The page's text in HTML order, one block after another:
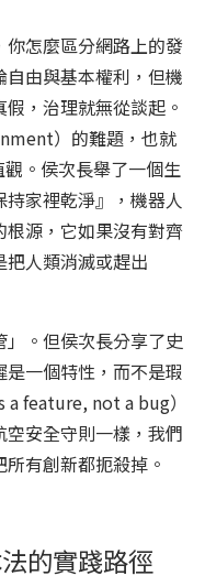
怎麼區分網路上的發
由與基本權利，但機
，治理就無從談起。
）的難題，也就
。侯次長舉了一個生
家裡乾淨』，機器人
源，它如果沒有對齊
把人類消滅或趕出
。但侯次長分享了史
一個特性，而不是瑕
feature, not a bug）
安全守則一樣，我們
有創新都扼殺掉。
的實踐路徑